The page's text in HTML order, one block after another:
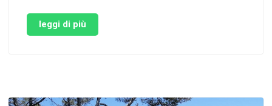
con una forma così romantica. Per non parlare del
colore delle sue …
leggi di più